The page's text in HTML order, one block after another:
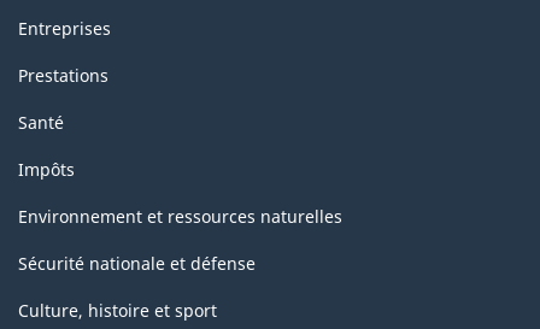
Entreprises
Prestations
Santé
Impôts
Environnement et ressources naturelles
Sécurité nationale et défense
Culture, histoire et sport